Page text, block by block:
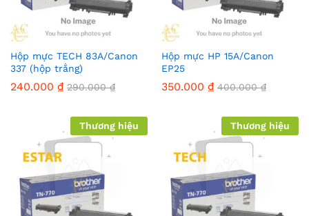
Hộp mực TECH 83A/Canon
337 (hộp trắng)
240.000 ₫ 290.000₫
Hộp mực HP 15A/Canon
EP25
350.000 ₫ 400.000₫
Thương hiệu Thương hiệu